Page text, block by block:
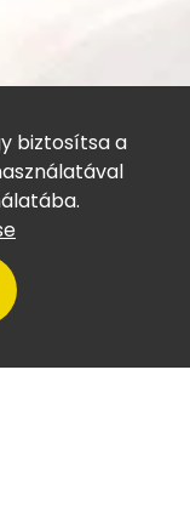
biztosítsa a